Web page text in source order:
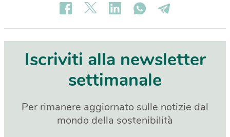
Iscriviti alla newsletter
settimanale
Per rimanere aggiornato sulle notizie dal
mondo della sostenibilità